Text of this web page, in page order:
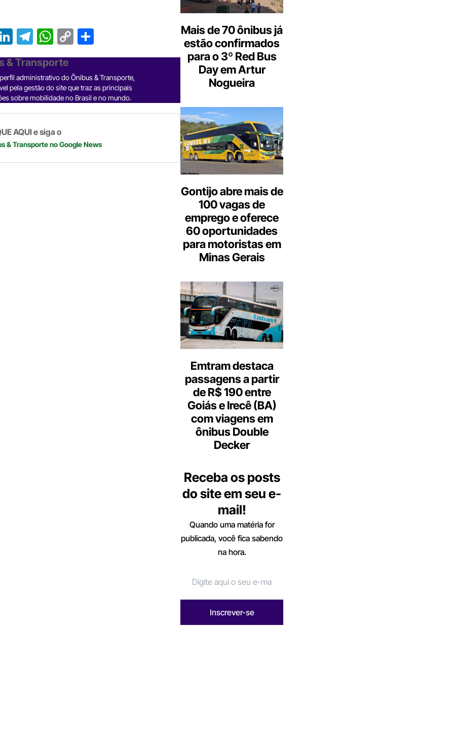
Li
n
ke
dI
n
T
el
e
gr
a
m
W
h
at
s
A
p
p
C
o
p
y
Li
n
h
e
& Transporte
administrativo do Ônibus & Transporte,
pela gestão do site que traz as principais
sobre mobilidade no Brasil e no mundo.
AQUI e siga o
& Transporteno Google News
Mais de 70 ônibus já
estão confirmados
para o 3º Red Bus
Day em Artur
Nogueira
Gontijo abre mais de
100 vagas de
emprego e oferece
60 oportunidades
para motoristas em
Minas Gerais
Emtram destaca
passagens a partir
de R$ 190 entre
Goiás e Irecê (BA)
com viagens em
ônibus Double
Decker
Receba os posts
do site em seu e-
mail!
Quando uma matéria for
publicada, você fica sabendo
na hora.
Inscrever-se